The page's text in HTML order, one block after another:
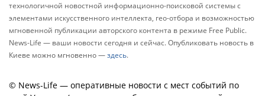
технологичной новостной информационно-поисковой системы с
элементами искусственного интеллекта, гео-отбора и возможностью
мгновенной публикации авторского контента в режиме Free Public.
News-Life — ваши новости сегодня и сейчас. Опубликовать новость в
Киеве можно мгновенно —здесь.
© News-Life — оперативные новости с мест событий по